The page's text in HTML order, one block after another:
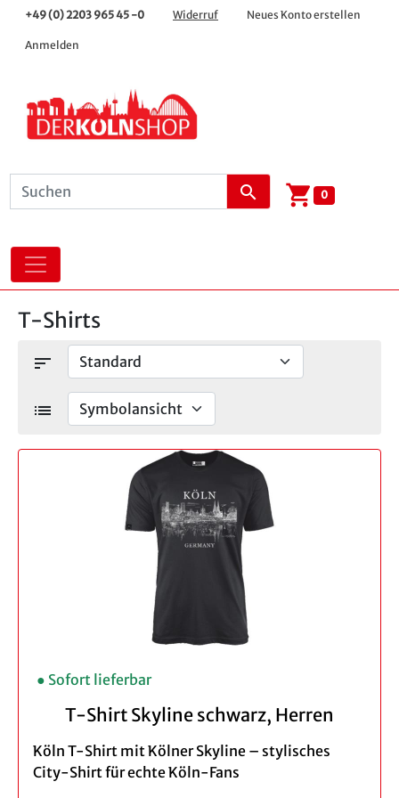
+49 (0) 2203 965 45 -0 Widerruf Neues Konto erstellen
Anmelden
search shopping_cart 0
T-Shirts
sort
list
● Sofort lieferbar
T-Shirt Skyline schwarz, Herren
Köln T-Shirt mit Kölner Skyline – stylisches
City-Shirt für echte Köln-Fans